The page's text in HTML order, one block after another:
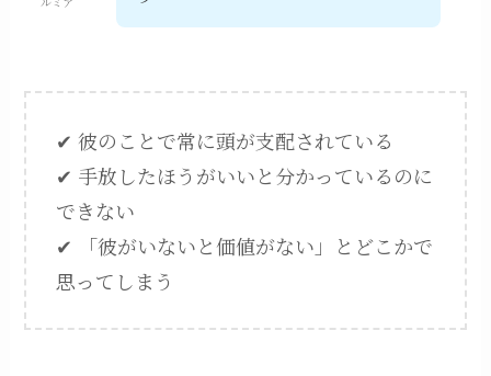
✔ 彼のことで常に頭が支配されている
✔ 手放したほうがいいと分かっているのに
できない
✔ 「彼がいないと価値がない」とどこかで
思ってしまう